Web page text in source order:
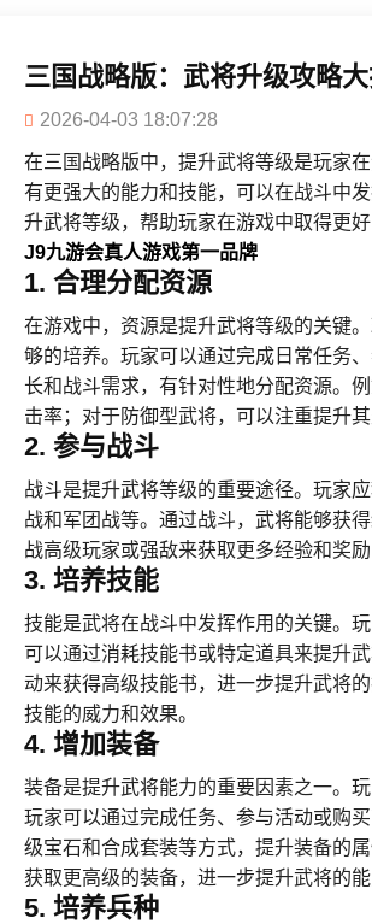
三国战略版：武将升级攻略
2026-04-03 18:07:28
在三国战略版中，提升武将等级是玩家
有更强大的能力和技能，可以在战斗中
升武将等级，帮助玩家在游戏中取得更
J9九游会真人游戏第一品牌
1. 合理分配资源
在游戏中，资源是提升武将等级的关键
够的培养。玩家可以通过完成日常任务
长和战斗需求，有针对性地分配资源。
击率；对于防御型武将，可以注重提升
2. 参与战斗
战斗是提升武将等级的重要途径。玩家
战和军团战等。通过战斗，武将能够获
战高级玩家或强敌来获取更多经验和奖
3. 培养技能
技能是武将在战斗中发挥作用的关键。
可以通过消耗技能书或特定道具来提升
动来获得高级技能书，进一步提升武将
技能的威力和效果。
4. 增加装备
装备是提升武将能力的重要因素之一。
玩家可以通过完成任务、参与活动或购
级宝石和合成套装等方式，提升装备的
获取更高级的装备，进一步提升武将的
5. 培养兵种